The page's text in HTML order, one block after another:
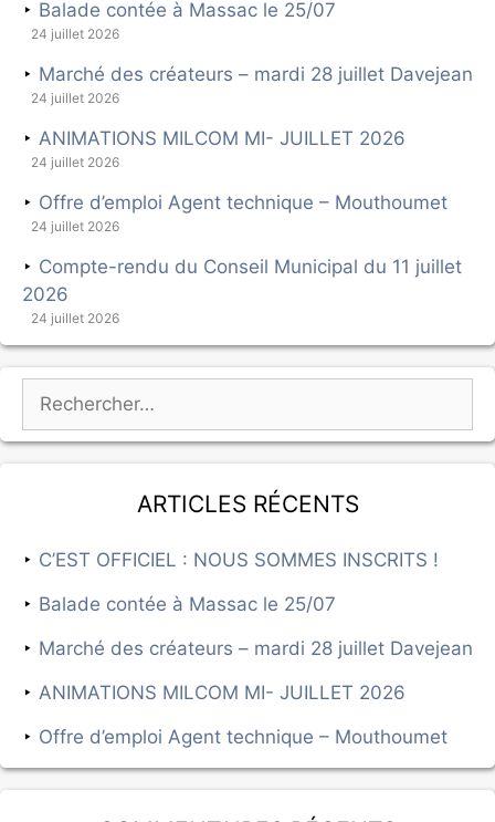
Balade contée à Massac le 25/07
24 juillet 2026
Marché des créateurs – mardi 28 juillet Davejean
24 juillet 2026
ANIMATIONS MILCOM MI- JUILLET 2026
24 juillet 2026
Offre d’emploi Agent technique – Mouthoumet
24 juillet 2026
Compte-rendu du Conseil Municipal du 11 juillet
2026
24 juillet 2026
Articles récents
C’EST OFFICIEL : NOUS SOMMES INSCRITS !
Balade contée à Massac le 25/07
Marché des créateurs – mardi 28 juillet Davejean
ANIMATIONS MILCOM MI- JUILLET 2026
Offre d’emploi Agent technique – Mouthoumet